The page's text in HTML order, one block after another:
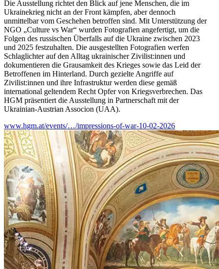
Die Ausstellung richtet den Blick auf jene Menschen, die im
Ukrainekrieg nicht an der Front kämpfen, aber dennoch
unmittelbar vom Geschehen betroffen sind. Mit Unterstützung der
NGO „Culture vs War“ wurden Fotografien angefertigt, um die
Folgen des russischen Überfalls auf die Ukraine zwischen 2023
und 2025 festzuhalten. Die ausgestellten Fotografien werfen
Schlaglichter auf den Alltag ukrainischer Zivilist:innen und
dokumentieren die Grausamkeit des Krieges sowie das Leid der
Betroffenen im Hinterland. Durch gezielte Angriffe auf
Zivilist:innen und ihre Infrastruktur werden diese gemäß
international geltendem Recht Opfer von Kriegsverbrechen. Das
HGM präsentiert die Ausstellung in Partnerschaft mit der
Ukrainian-Austrian Associon (UAA).
www.hgm.at/events/…/impressions-of-war-10-02-2026